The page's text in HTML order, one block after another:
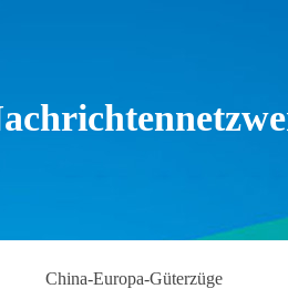
China-Europa-Güterzüge